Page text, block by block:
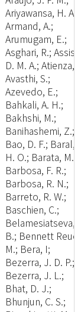
Ariyawansa, H. A.;
Armand, A.;
Arumugam, E.;
Asghari, R.; Assis,
D. M. A.; Atienza,
Avasthi, S.;
Azevedo, E.;
Bahkali, A. H.;
Bakhshi, M.;
Banihashemi, Z.;
Bao, D. F.; Baral,
H. O.; Barata, M.;
Barbosa, F. R.;
Barbosa, R. N.;
Barreto, R. W.;
Baschien, C.;
Belamesiatseva,
B.; Bennett
M.; Bera, I;
Bezerra, J. D. P.;
Bezerra, J. L.;
Bhat, D. J.;
Bhunjun, C. S.;